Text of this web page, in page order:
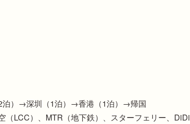
泊）→深圳（1泊）→香港（1泊）→帰国
（LCC）、MTR（地下鉄）、スターフェリー、DiDi